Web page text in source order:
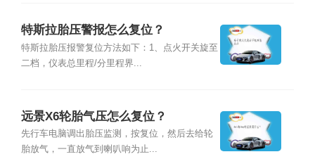
特斯拉胎压警报怎么复位？
特斯拉胎压报警复位方法如下：1、点火开关旋至
二档，仪表总里程/分里程界...
远景X6轮胎气压怎么复位？
先行车电脑调出胎压监测，按复位，然后去给轮
胎放气，一直放气到喇叭响为止...